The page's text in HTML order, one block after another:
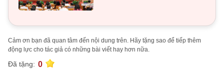
Cảm ơn bạn đã quan tâm đến nội dung trên. Hãy tặng sao để tiếp thêm
động lực cho tác giả có những bài viết hay hơn nữa.
Đã tặng: 0